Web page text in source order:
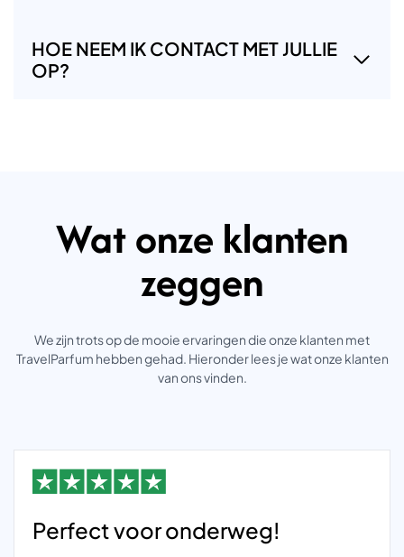
HOE NEEM IK CONTACT MET JULLIE
OP?
Wat onze klanten
zeggen
We zijn trots op de mooie ervaringen die onze klanten met
TravelParfum hebben gehad. Hieronder lees je wat onze klanten
van ons vinden.
Perfect voor onderweg!